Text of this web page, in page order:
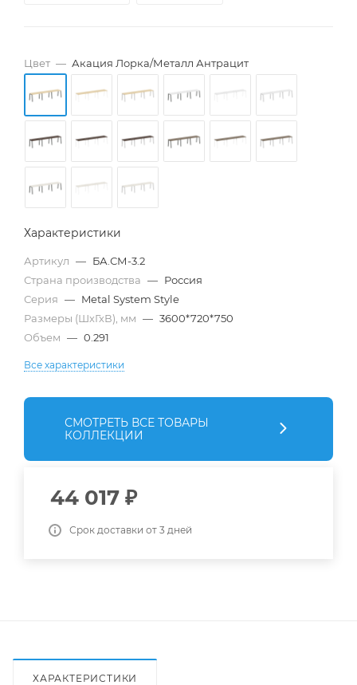
Цвет — Акация Лорка/Металл Антрацит
Характеристики
Артикул — БА.СМ-3.2
Страна производства — Россия
Серия — Metal System Style
Размеры (ШхГхВ), мм — 3600*720*750
Объем — 0.291
Все характеристики
СМОТРЕТЬ ВСЕ ТОВАРЫ
КОЛЛЕКЦИИ
44 017 ₽
Срок доставки от 3 дней
ХАРАКТЕРИСТИКИ